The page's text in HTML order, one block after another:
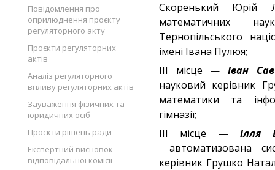
Повідомлення про
оприлюднення проєкту
регуляторного акту
Проєкти регуляторних
актів
Аналіз регуляторного
впливу регуляторних актів
Зауваження фізичних та
юридичних осіб
Проєкти рішень ради
Експертний висновок
відповідальної комісії
Скоренький Юрій
математичних
Тернопільського
імені Івана Пулюя;
III місце — Іван
науковий керівник
математики та
гімназії;
III місце — Ілля
автоматизована
керівник Грушко